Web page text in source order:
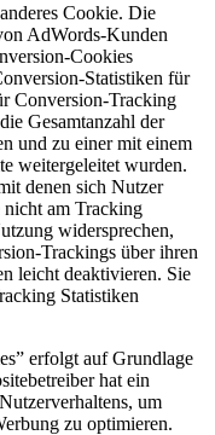
Cookie. Die
AdWords-Kunden
Cookies
Statistiken für
Conversion-Tracking
Gesamtanzahl der
und zu einer mit einem
weitergeleitet wurden.
denen sich Nutzer
nicht am Tracking
widersprechen,
Trackings über ihren
leicht deaktivieren. Sie
Statistiken
erfolgt auf Grundlage
hat ein
um
zu optimieren.